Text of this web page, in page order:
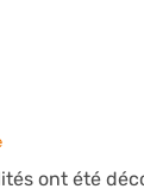
ont été